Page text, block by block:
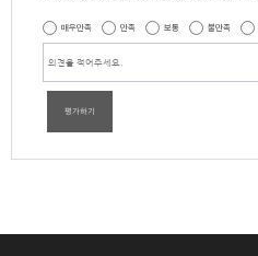
매우만족 만족 보통 불만족
평가하기